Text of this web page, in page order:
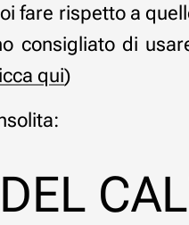
fare rispetto a
consigliato di
qui)